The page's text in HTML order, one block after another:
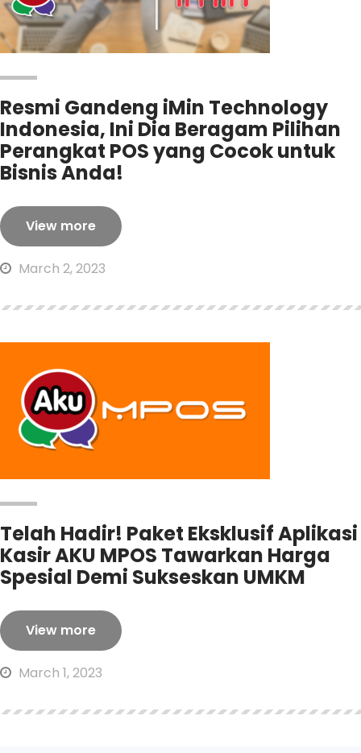
Resmi Gandeng iMin Technology
Indonesia, Ini Dia Beragam Pilihan
Perangkat POS yang Cocok untuk
Bisnis Anda!
View more
March 2, 2023
Telah Hadir! Paket Eksklusif Aplikasi
Kasir AKU MPOS Tawarkan Harga
Spesial Demi Sukseskan UMKM
View more
March 1, 2023